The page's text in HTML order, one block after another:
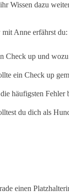
Wissen dazu
Anne erfährst du:
Check up und
ein Check up
häufigsten
du dich als
einen